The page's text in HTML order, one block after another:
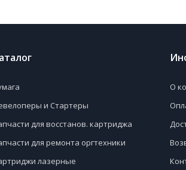
и Стартеры
для восстанов. картриджа
для ремонта оргтехники
лазерные
О